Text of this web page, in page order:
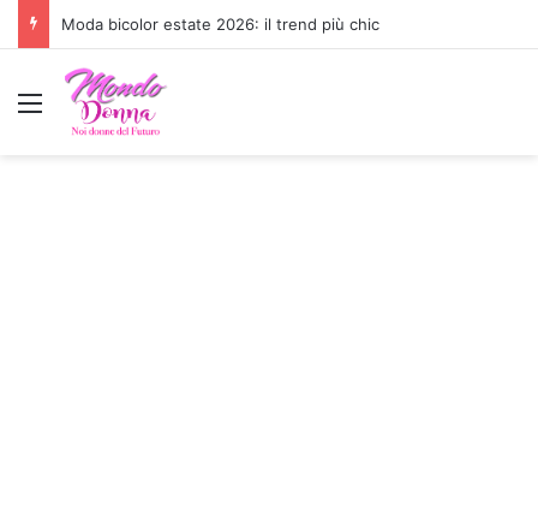
Moda bicolor estate 2026: il trend più chic
Menu